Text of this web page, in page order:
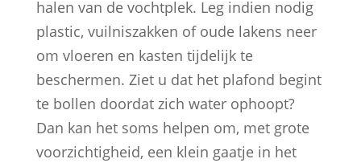
halen van de vochtplek. Leg indien nodig
plastic, vuilniszakken of oude lakens neer
om vloeren en kasten tijdelijk te
beschermen. Ziet u dat het plafond begint
te bollen doordat zich water ophoopt?
Dan kan het soms helpen om, met grote
voorzichtigheid, een klein gaatje in het